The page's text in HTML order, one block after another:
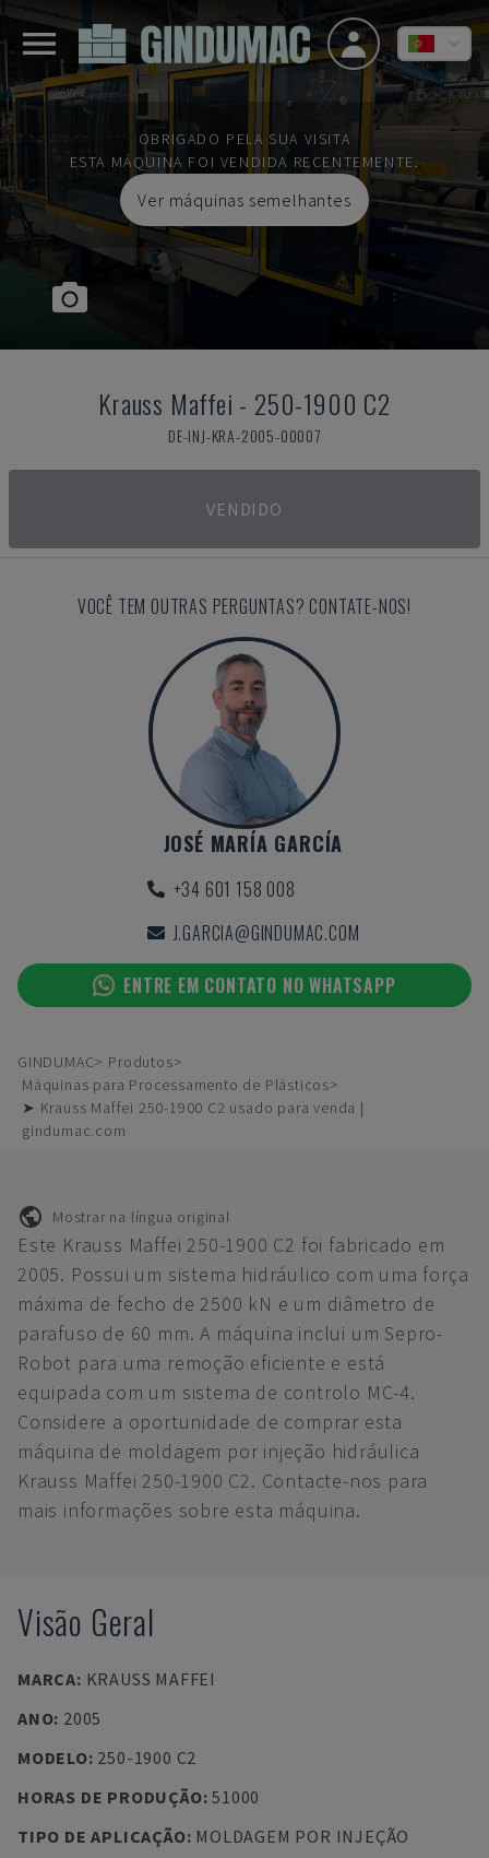
OBRIGADO PELA SUA VISITA
ESTA MÁQUINA FOI VENDIDA RECENTEMENTE.
Ver máquinas semelhantes
Krauss Maffei - 250-1900 C2
DE-INJ-KRA-2005-00007
VENDIDO
VOCÊ TEM OUTRAS PERGUNTAS? CONTATE-NOS!
JOSÉ MARÍA GARCÍA
+34 601 158 008
J.GARCIA@GINDUMAC.COM
ENTRE EM CONTATO NO WHATSAPP
GINDUMAC
Produtos
Máquinas para Processamento de Plásticos
➤ Krauss Maffei 250-1900 C2 usado para venda |
gindumac.com
Mostrar na língua original
Este Krauss Maffei 250-1900 C2 foi fabricado em
2005. Possui um sistema hidráulico com uma força
máxima de fecho de 2500 kN e um diâmetro de
parafuso de 60 mm. A máquina inclui um Sepro-
Robot para uma remoção eficiente e está
equipada com um sistema de controlo MC-4.
Considere a oportunidade de comprar esta
máquina de moldagem por injeção hidráulica
Krauss Maffei 250-1900 C2. Contacte-nos para
mais informações sobre esta máquina.
Visão Geral
MARCA: KRAUSS MAFFEI
ANO: 2005
MODELO: 250-1900 C2
HORAS DE PRODUÇÃO:51000
TIPO DE APLICAÇÃO: MOLDAGEM POR INJEÇÃO